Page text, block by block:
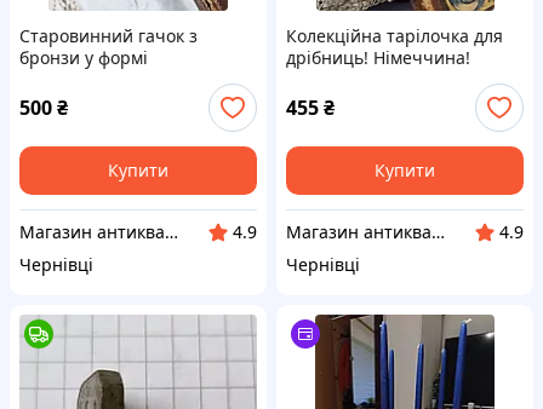
Старовинний гачок з
бронзи у формі
изображением французскої
лілії (Fleur-de-Lis).
500₴
Купити
Магазин антикваріату
4.9
Чернівці
Колекційна тарілочка для
дрібниць! Німеччина!
455₴
Купити
Магазин антикваріату
4.9
Чернівці